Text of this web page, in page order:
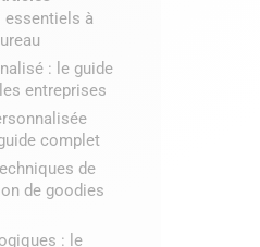
essentiels à
: le guide
entreprises
complet
de
de goodies
: le